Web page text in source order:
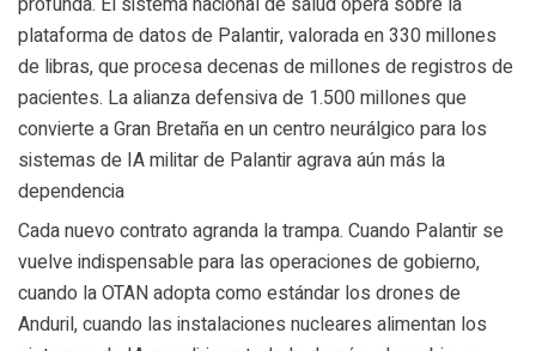
plataforma de datos de Palantir, valorada en 330 millones
de libras, que procesa decenas de millones de registros de
pacientes. La alianza defensiva de 1.500 millones que
convierte a Gran Bretaña en un centro neurálgico para los
sistemas de IA militar de Palantir agrava aún más la
dependencia
Cada nuevo contrato agranda la trampa. Cuando Palantir se
vuelve indispensable para las operaciones de gobierno,
cuando la OTAN adopta como estándar los drones de
Anduril, cuando las instalaciones nucleares alimentan los